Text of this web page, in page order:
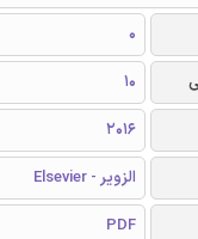
0
10
2016
الزویر - Elsevier
PDF